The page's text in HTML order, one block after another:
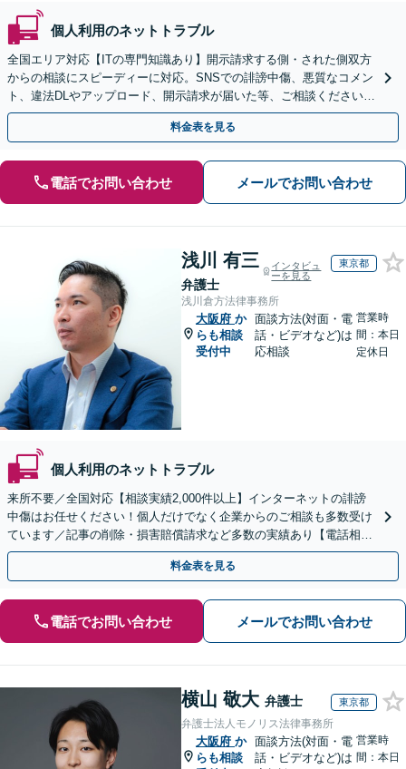
個人利用のネットトラブル
全国エリア対応【ITの専門知識あり】開示請求する側・された側双方
からの相談にスピーディーに対応。SNSでの誹謗中傷、悪質なコメン
ト、違法DLやアップロード、開示請求が届いた等、ご相談ください
【WEB面談OK&解決実績豊富】【千葉中央駅4分】
料金表を見る
電話でお問い合わせ メールでお問い合わせ
浅川 有三
弁護士
インタビュ
ーを見る
東京都
浅川倉方法律事務所
大阪府 か
らも相談
受付中
面談方法(対面・電
話・ビデオなど)は
応相談
営業時
間：本日
定休日
個人利用のネットトラブル
来所不要／全国対応【相談実績2,000件以上】インターネットの誹謗
中傷はお任せください！個人だけでなく企業からのご相談も多数受け
ています／記事の削除・損害賠償請求など多数の実績あり【電話相談
可】【初回相談無料】【夜間休日面談可】
料金表を見る
電話でお問い合わせ メールでお問い合わせ
横山 敬大 弁護士 東京都
弁護士法人モノリス法律事務所
大阪府 か
らも相談
面談方法(対面・電
話・ビデオなど)は
営業時
間：本日